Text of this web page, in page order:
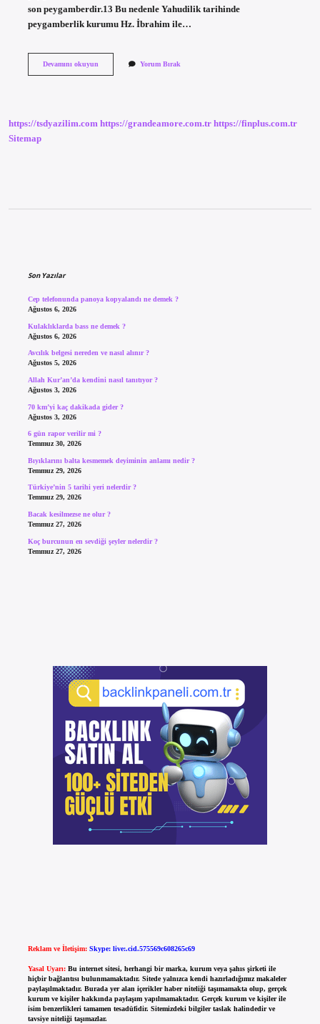
son peygamberdir.13 Bu nedenle Yahudilik tarihinde
peygamberlik kurumu Hz. İbrahim ile…
Devamını okuyunHristiyanlara Yorum Bırak
https://tsdyazilim.com https://grandeamore.com.tr https://finplus.com.tr
Sitemap
Son Yazılar
Cep telefonunda panoya kopyalandı ne demek ?
Ağustos 6, 2026
Kulaklıklarda bass ne demek ?
Ağustos 6, 2026
Avcılık belgesi nereden ve nasıl alınır ?
Ağustos 5, 2026
Allah Kur’an’da kendini nasıl tanıtıyor ?
Ağustos 3, 2026
70 km’yi kaç dakikada gider ?
Ağustos 3, 2026
6 gün rapor verilir mi ?
Temmuz 30, 2026
Bıyıklarını balta kesmemek deyiminin anlamı nedir ?
Temmuz 29, 2026
Türkiye’nin 5 tarihi yeri nelerdir ?
Temmuz 29, 2026
Bacak kesilmezse ne olur ?
Temmuz 27, 2026
Koç burcunun en sevdiği şeyler nelerdir ?
Temmuz 27, 2026
Reklam ve İletişim: Skype: live:.cid.575569c608265c69
Yasal Uyarı: Bu internet sitesi, herhangi bir marka, kurum veya şahıs şirketi ile
hiçbir bağlantısı bulunmamaktadır. Sitede yalnızca kendi hazırladığımız makaleler
paylaşılmaktadır. Burada yer alan içerikler haber niteliği taşımamakta olup, gerçek
kurum ve kişiler hakkında paylaşım yapılmamaktadır. Gerçek kurum ve kişiler ile
isim benzerlikleri tamamen tesadüfidir. Sitemizdeki bilgiler taslak halindedir ve
tavsiye niteliği taşımazlar.